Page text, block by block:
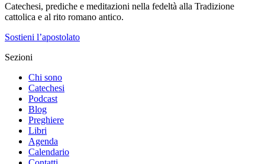
Catechesi, prediche e meditazioni nella fedeltà alla Tradizione
cattolica e al rito romano antico.
Sostieni l’apostolato
Sezioni
Chi sono
Catechesi
Podcast
Blog
Preghiere
Libri
Agenda
Calendario